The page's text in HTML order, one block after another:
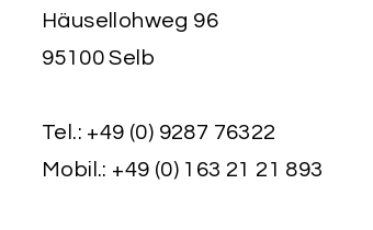
Häusellohweg 96
95100 Selb
Tel.: +49 (0) 9287 76322
Mobil.: +49 (0) 163 21 21 893